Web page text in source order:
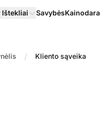
Ištekliai SavybėsKainodara
/ Kliento sąveika